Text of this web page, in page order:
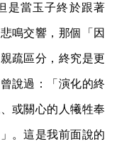
是當玉子終於跟著
鳴交響，那個「因
疏區分，終究是更
說過：「演化的終
或關心的人犧牲奉
。這是我前面說的